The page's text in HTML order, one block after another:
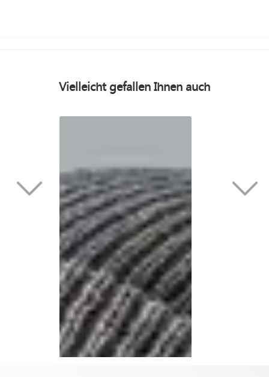
Vielleicht gefallen Ihnen auch